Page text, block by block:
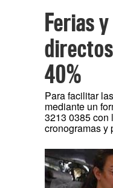
Ferias
40%
Para facilitar
mediante un
3213 0385 con
cronogramas y